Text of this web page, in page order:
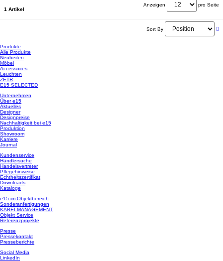
1 Artikel
Anzeigen pro Seite
Sort By
Produkte
Alle Produkte
Neuheiten
Möbel
Accessoires
Leuchten
ZETR
E15 SELECTED
Unternehmen
Über e15
Aktuelles
Designer
Designpreise
Nachhaltigkeit bei e15
Produktion
Showroom
Karriere
Journal
Kundenservice
Händlersuche
Handelsvertreter
Pflegehinweise
Echtheitszertifikat
Downloads
Kataloge
e15 im Objektbereich
Sonderanfertigungen
KABELMANAGEMENT
Objekt Service
Referenzprojekte
Presse
Pressekontakt
Presseberichte
Social Media
LinkedIn